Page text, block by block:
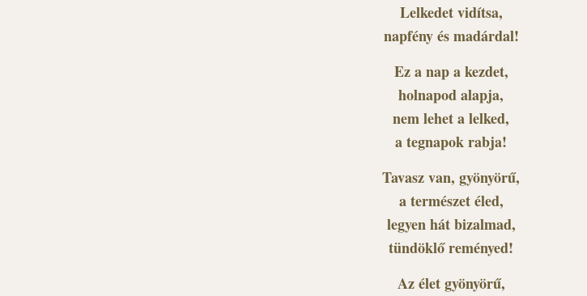
Lelkedet vidítsa,
napfény és madárdal!
Ez a nap a kezdet,
holnapod alapja,
nem lehet a lelked,
a tegnapok rabja!
Tavasz van, gyönyörű,
a természet éled,
legyen hát bizalmad,
tündöklő reményed!
Az élet gyönyörű,